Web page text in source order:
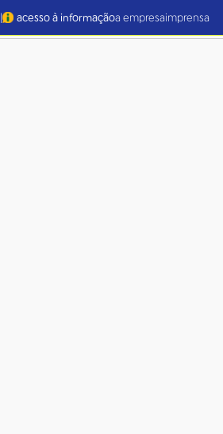
| acesso à informaçãoa empresaimprensa